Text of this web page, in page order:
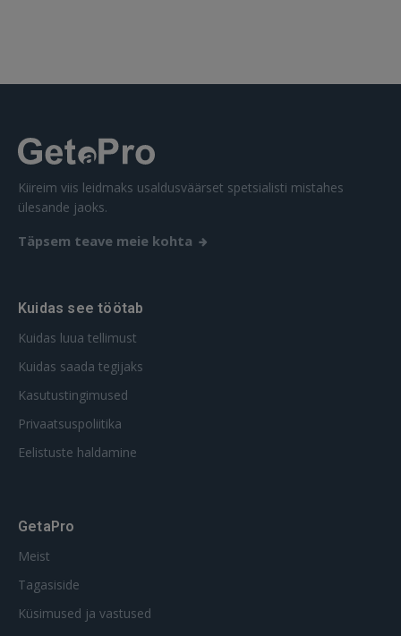
Kiireim viis leidmaks usaldusväärset spetsialisti mistahes
ülesande jaoks.
Täpsem teave meie kohta
Kuidas see töötab
Kuidas luua tellimust
Kuidas saada tegijaks
Kasutustingimused
Privaatsuspoliitika
Eelistuste haldamine
GetaPro
Meist
Tagasiside
Küsimused ja vastused